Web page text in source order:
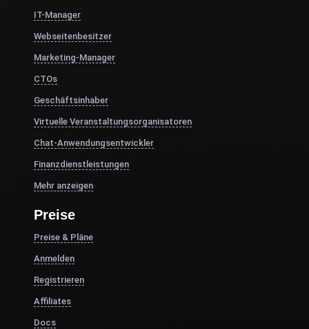
IT-Manager
Webseitenbesitzer
Marketing-Manager
CTOs
Geschäftsinhaber
Virtuelle Veranstaltungsorganisatoren
Chat-Anwendungsentwickler
Finanzdienstleistungen
Mehr anzeigen
Preise
Preise & Pläne
Anmelden
Registrieren
Affiliates
Docs